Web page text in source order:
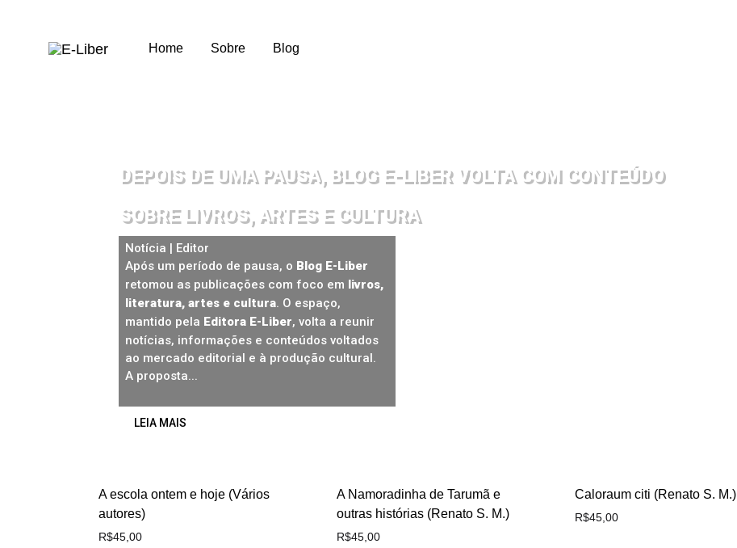
Liber
Home Sobre Blog
DEPOIS DE UMA PAUSA, BLOG E-LIBER VOLTA COM CONTEÚDO
SOBRE LIVROS, ARTES E CULTURA
Notícia | Editor
Após um período de pausa, o Blog E-Liber
retomou as publicações com foco em livros,
literatura, artes e cultura. O espaço,
mantido pela Editora E-Liber, volta a reunir
notícias, informações e conteúdos voltados
ao mercado editorial e à produção cultural.
A proposta...
LEIA MAIS
A escola ontem e hoje (Vários
autores)
R$45,00
A Namoradinha de Tarumã e
outras histórias (Renato S. M.)
R$45,00
Caloraum citi (Renato S. M.)
R$45,00